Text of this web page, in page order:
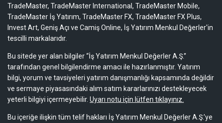
TradeMaster, TradeMaster International, TradeMaster Mobile,
TradeMaster İş Yatırım, TradeMaster FX, TradeMaster FX Plus,
Invest Art, Geniş Açı ve Camiş Online, İş Yatırım Menkul Değerler'in
tescilli markalarıdır.
Bu sitede yer alan bilgiler “İş Yatırım Menkul Değerler A.Ş.”
tarafından genel bilgilendirme amacı ile hazırlanmıştır. Yatırım
bilgi, yorum ve tavsiyeleri yatırım danışmanlığı kapsamında değildir
ve sermaye piyasasındaki alım satım kararlarınızı destekleyecek
yeterli bilgiyi içermeyebilir. Uyarı notu için lütfen tıklayınız.
Bu içeriğe ilişkin tüm telif hakları İş Yatırım Menkul Değerler A.Ş.’ye